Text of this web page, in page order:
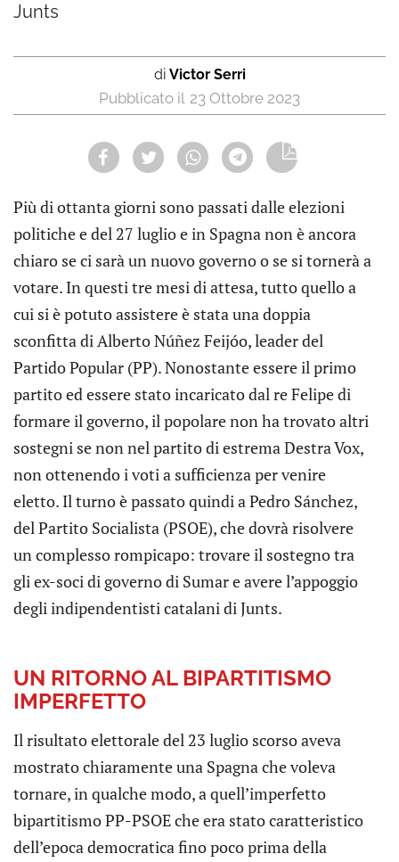
Junts
di Victor Serri
23 Ottobre 2023
Più di ottanta giorni sono passati dalle elezioni
politiche e del 27 luglio e in Spagna non è ancora
chiaro se ci sarà un nuovo governo o se si tornerà a
votare. In questi tre mesi di attesa, tutto quello a
cui si è potuto assistere è stata una doppia
sconfitta di Alberto Núñez Feijóo, leader del
Partido Popular (PP). Nonostante essere il primo
partito ed essere stato incaricato dal re Felipe di
formare il governo, il popolare non ha trovato altri
sostegni se non nel partito di estrema Destra Vox,
non ottenendo i voti a sufficienza per venire
eletto. Il turno è passato quindi a Pedro Sánchez,
del Partito Socialista (PSOE), che dovrà risolvere
un complesso rompicapo: trovare il sostegno tra
gli ex-soci di governo di Sumar e avere l’appoggio
degli indipendentisti catalani di Junts.
UN RITORNO AL BIPARTITISMO
IMPERFETTO
Il risultato elettorale del 23 luglio scorso aveva
mostrato chiaramente una Spagna che voleva
tornare, in qualche modo, a quell’imperfetto
bipartitismo PP-PSOE che era stato caratteristico
dell’epoca democratica fino poco prima della